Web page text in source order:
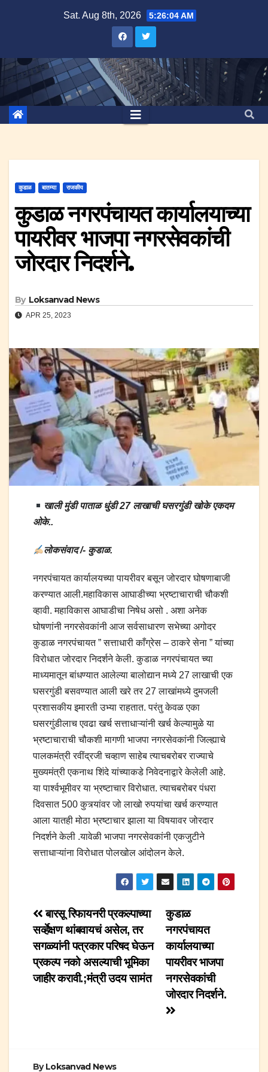
Sat. Aug 8th, 2026 5:26:05 AM
कुडाळ बातम्या राजकीय
कुडाळ नगरपंचायत कार्यालयाच्या
पायरीवर भाजपा नगरसेवकांची
जोरदार निदर्शने.
By Loksanvad News
APR 25, 2023
खाली मुंडी पाताळ धुंडी 27 लाखाची घसरगुंडी खोके एकदम
ओके..
लोकसंवाद /- कुडाळ.
नगरपंचायत कार्यालयच्या पायरीवर बसून जोरदार घोषणाबाजी
करण्यात आली.महाविकास आघाडीच्या भ्रष्टाचाराची चौकशी
व्हावी. महाविकास आघाडीचा निषेध असो . अशा अनेक
घोषणांनी नगरसेवकांनी आज सर्वसाधारण सभेच्या अगोदर
कुडाळ नगरपंचायत ” सत्ताधारी काँग्रेस – ठाकरे सेना ” यांच्या
विरोधात जोरदार निदर्शने केली. कुडाळ नगरपंचायत च्या
माध्यमातून बांधण्यात आलेल्या बालोद्यान मध्ये 27 लाखाची एक
घसरगुंडी बसवण्यात आली खरे तर 27 लाखांमध्ये दुमजली
प्रशासकीय इमारती उभ्या राहतात. परंतु केवळ एका
घसरगुंडीलाच एवढा खर्च सत्ताधाऱ्यांनी खर्च केल्यामुळे या
भ्रष्टाचाराची चौकशी मागणी भाजपा नगरसेवकांनी जिल्ह्याचे
पालकमंत्री रवींद्रजी चव्हाण साहेब त्याचबरोबर राज्याचे
मुख्यमंत्री एकनाथ शिंदे यांच्याकडे निवेदनाद्वारे केलेली आहे.
या पार्श्वभूमीवर या भ्रष्टाचार विरोधात. त्याचबरोबर पंधरा
दिवसात 500 कुत्र्यांवर जो लाखो रुपयांचा खर्च करण्यात
आला यातही मोठा भ्रष्टाचार झाला या विषयावर जोरदार
निदर्शने केली .यावेळी भाजपा नगरसेवकांनी एकजुटीने
सत्ताधाऱ्यांना विरोधात पोलखोल आंदोलन केले.
Post
navigation
कुडाळ
नगरपंचायत
कार्यालयाच्या
पायरीवर भाजपा
नगरसेवकांची
जोरदार निदर्शने.
बारसू रिफायनरी प्रकल्पाच्या
सर्व्हेक्षण थांबवायचं असेल, तर
सगळ्यांनी पत्रकार परिषद घेऊन
प्रकल्प नको असल्याची भूमिका
जाहीर करावी.;मंत्री उदय सामंत
ByLoksanvad News